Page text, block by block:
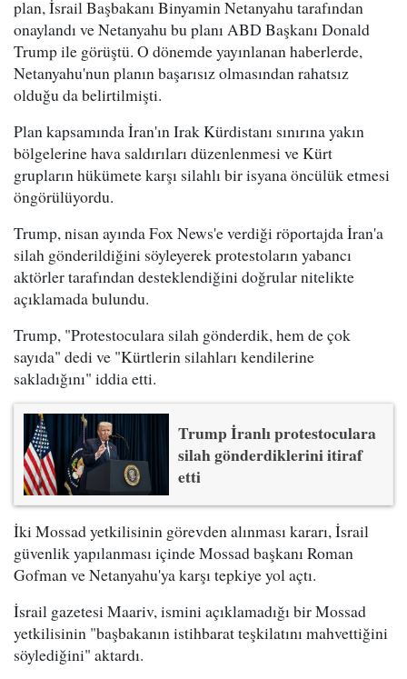
plan, İsrail Başbakanı Binyamin Netanyahu tarafından
onaylandı ve Netanyahu bu planı ABD Başkanı Donald
Trump ile görüştü. O dönemde yayınlanan haberlerde,
Netanyahu'nun planın başarısız olmasından rahatsız
olduğu da belirtilmişti.
Plan kapsamında İran'ın Irak Kürdistanı sınırına yakın
bölgelerine hava saldırıları düzenlenmesi ve Kürt
grupların hükümete karşı silahlı bir isyana öncülük etmesi
öngörülüyordu.
Trump, nisan ayında Fox News'e verdiği röportajda İran'a
silah gönderildiğini söyleyerek protestoların yabancı
aktörler tarafından desteklendiğini doğrular nitelikte
açıklamada bulundu.
Trump, "Protestoculara silah gönderdik, hem de çok
sayıda" dedi ve "Kürtlerin silahları kendilerine
sakladığını" iddia etti.
Trump İranlı protestoculara
silah gönderdiklerini itiraf
etti
İki Mossad yetkilisinin görevden alınması kararı, İsrail
güvenlik yapılanması içinde Mossad başkanı Roman
Gofman ve Netanyahu'ya karşı tepkiye yol açtı.
İsrail gazetesi Maariv, ismini açıklamadığı bir Mossad
yetkilisinin "başbakanın istihbarat teşkilatını mahvettiğini
söylediğini" aktardı.